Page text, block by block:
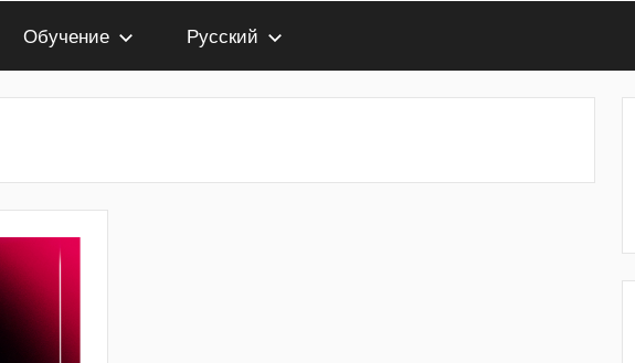
Обучение Русский